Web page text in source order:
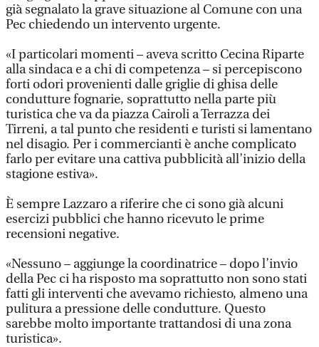
già segnalato la grave situazione al Comune con una
Pec chiedendo un intervento urgente.
«I particolari momenti – aveva scritto Cecina Riparte
alla sindaca e a chi di competenza – si percepiscono
forti odori provenienti dalle griglie di ghisa delle
condutture fognarie, soprattutto nella parte più
turistica che va da piazza Cairoli a Terrazza dei
Tirreni, a tal punto che residenti e turisti si lamentano
nel disagio. Per i commercianti è anche complicato
farlo per evitare una cattiva pubblicità all’inizio della
stagione estiva».
È sempre Lazzaro a riferire che ci sono già alcuni
esercizi pubblici che hanno ricevuto le prime
recensioni negative.
«Nessuno – aggiunge la coordinatrice – dopo l’invio
della Pec ci ha risposto ma soprattutto non sono stati
fatti gli interventi che avevamo richiesto, almeno una
pulitura a pressione delle condutture. Questo
sarebbe molto importante trattandosi di una zona
turistica».